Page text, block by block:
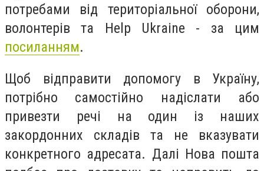
потребами від територіальної оборони,
волонтерів та Help Ukraine - за цим
посиланням.
Щоб відправити допомогу в Україну,
потрібно самостійно надіслати або
привезти речі на один із наших
закордонних складів та не вказувати
конкретного адресата. Далі Нова пошта